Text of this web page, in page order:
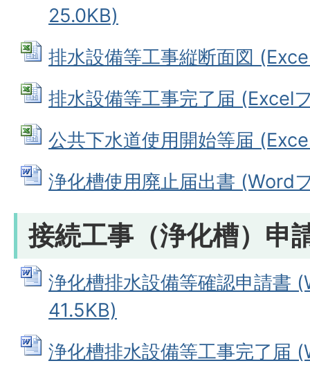
25.0KB)
排水設備等工事縦断面図
排水設備等工事完了届 (Excel
公共下水道使用開始等届
浄化槽使用廃止届出書 (Word
接続工事（浄化槽）申
浄化槽排水設備等確認申請書
41.5KB)
浄化槽排水設備等工事完了届